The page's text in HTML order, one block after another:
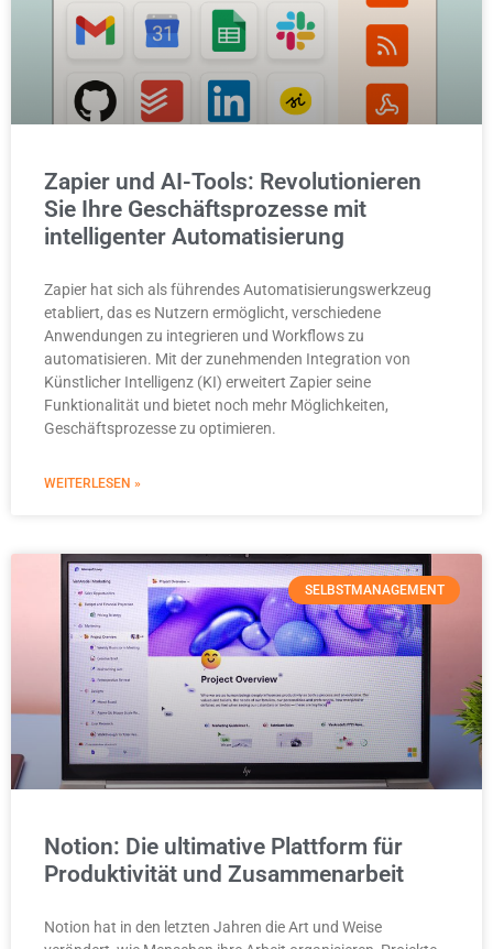
Zapier und AI-Tools: Revolutionieren
Sie Ihre Geschäftsprozesse mit
intelligenter Automatisierung
Zapier hat sich als führendes Automatisierungswerkzeug
etabliert, das es Nutzern ermöglicht, verschiedene
Anwendungen zu integrieren und Workflows zu
automatisieren. Mit der zunehmenden Integration von
Künstlicher Intelligenz (KI) erweitert Zapier seine
Funktionalität und bietet noch mehr Möglichkeiten,
Geschäftsprozesse zu optimieren.
WEITERLESEN »
SELBSTMANAGEMENT
Notion: Die ultimative Plattform für
Produktivität und Zusammenarbeit
Notion hat in den letzten Jahren die Art und Weise